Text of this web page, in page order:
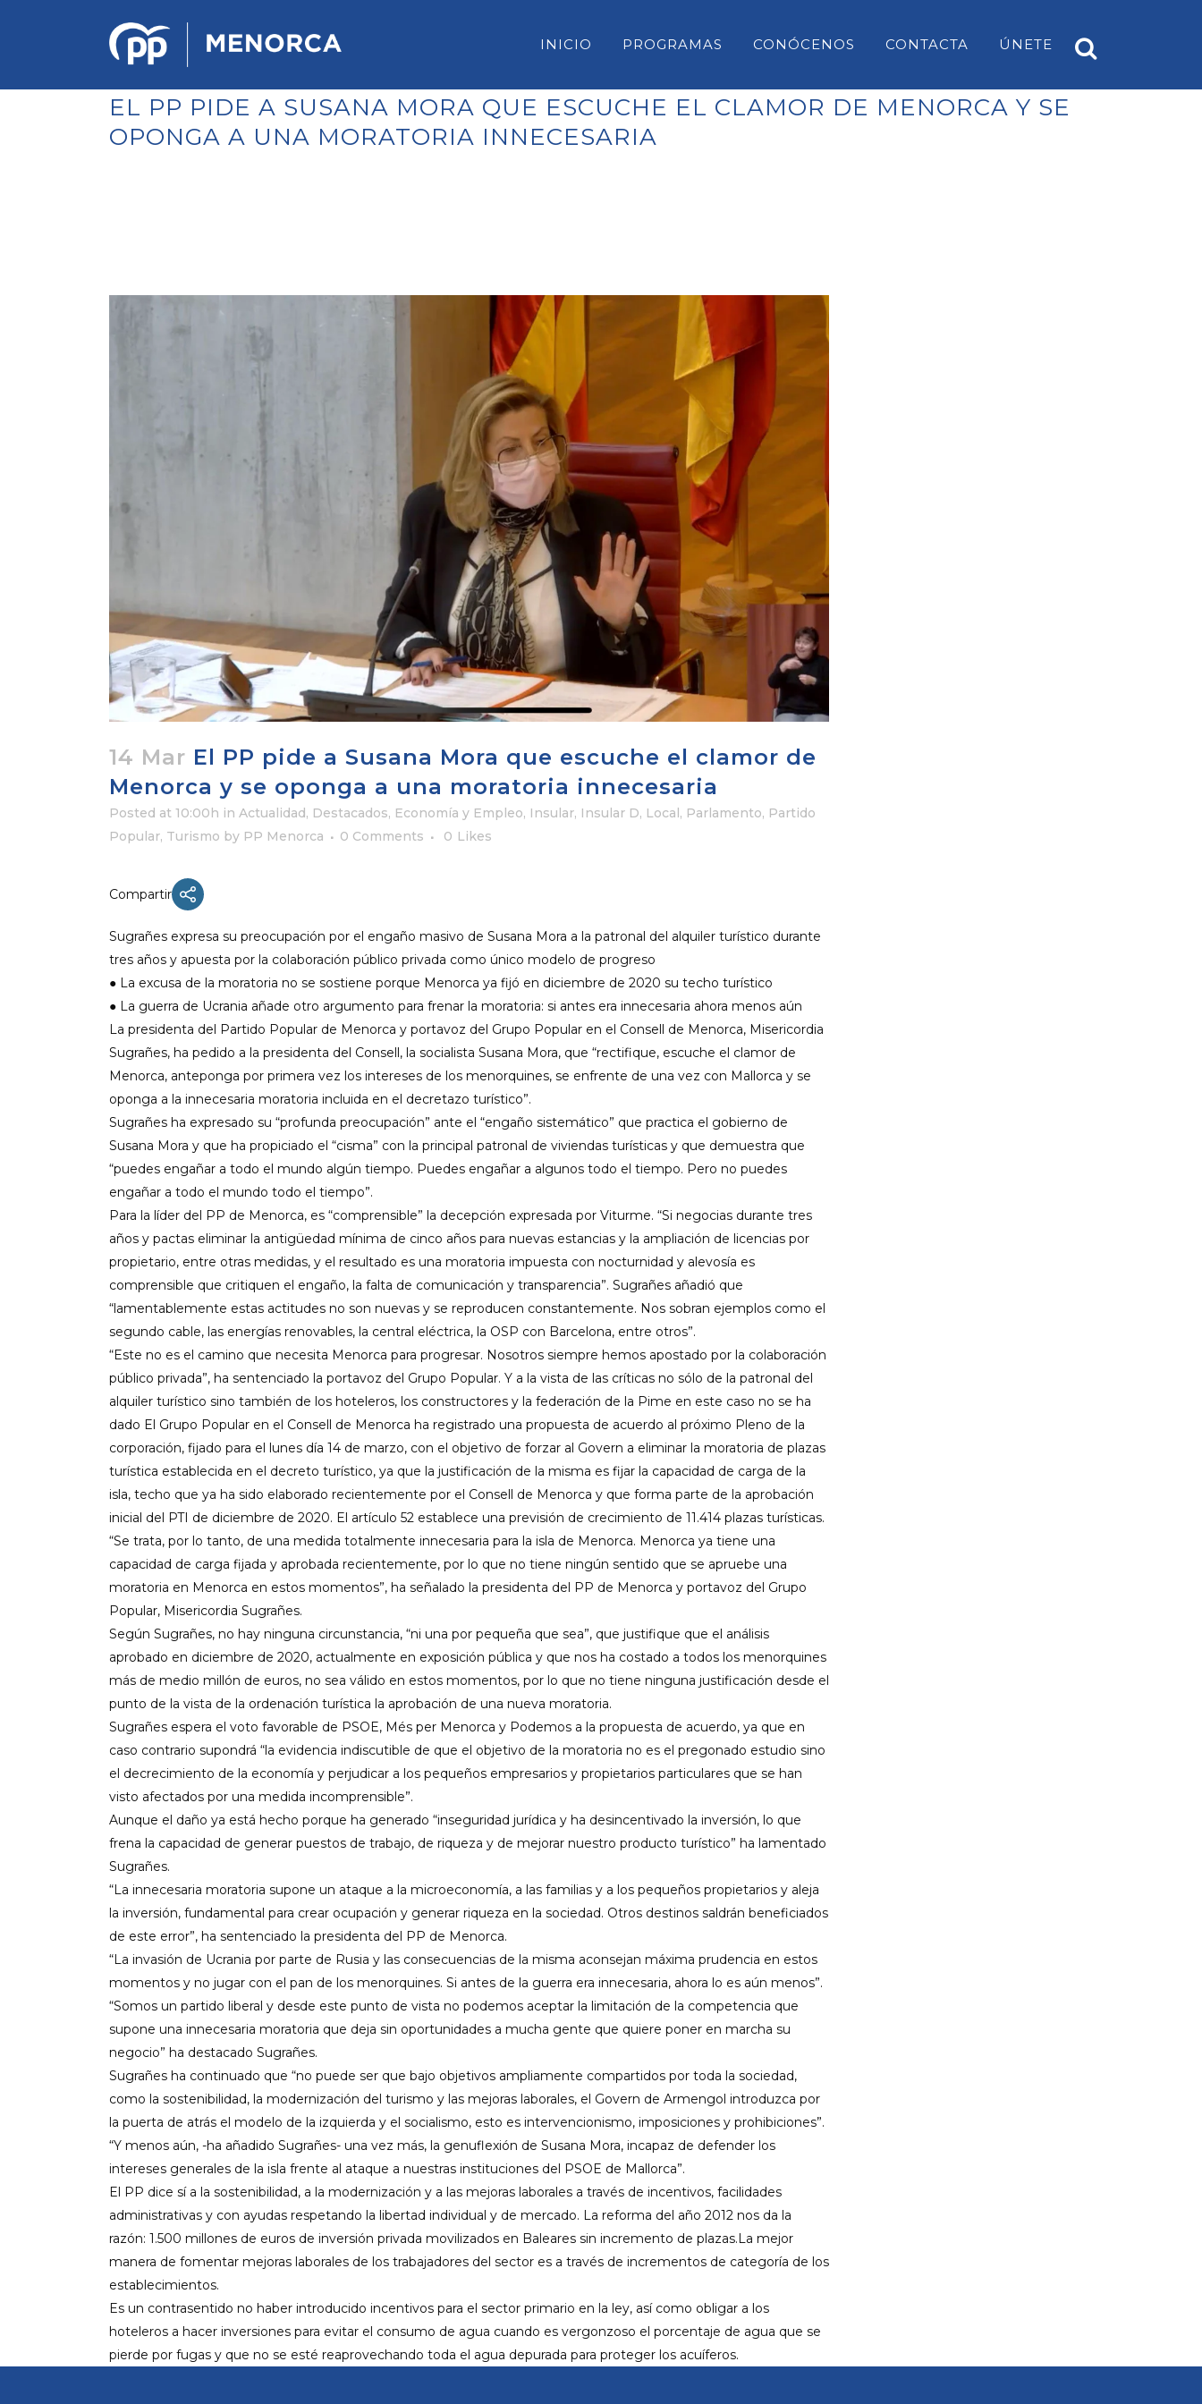
INICIO PROGRAMAS CONÓCENOS
ESTATUTOS
PONENCIA DE ACCIÓN POLÍTICA
CONTACTA ÚNETE
EL PP PIDE A SUSANA MORA QUE ESCUCHE EL CLAMOR DE MENORCA Y SE
OPONGA A UNA MORATORIA INNECESARIA
14 Mar El PP pide a Susana Mora que escuche el clamor de
Menorca y se oponga a una moratoria innecesaria
Posted at 10:00h in Actualidad, Destacados, Economía y Empleo, Insular, Insular D, Local, Parlamento, Partido
Popular, Turismo by PP Menorca 0 Comments 0 Likes
Compartir
Sugrañes expresa su preocupación por el engaño masivo de Susana Mora a la patronal del alquiler turístico durante
tres años y apuesta por la colaboración público privada como único modelo de progreso
● La excusa de la moratoria no se sostiene porque Menorca ya fijó en diciembre de 2020 su techo turístico
● La guerra de Ucrania añade otro argumento para frenar la moratoria: si antes era innecesaria ahora menos aún
La presidenta del Partido Popular de Menorca y portavoz del Grupo Popular en el Consell de Menorca, Misericordia
Sugrañes, ha pedido a la presidenta del Consell, la socialista Susana Mora, que “rectifique, escuche el clamor de
Menorca, anteponga por primera vez los intereses de los menorquines, se enfrente de una vez con Mallorca y se
oponga a la innecesaria moratoria incluida en el decretazo turístico”.
Sugrañes ha expresado su “profunda preocupación” ante el “engaño sistemático” que practica el gobierno de
Susana Mora y que ha propiciado el “cisma” con la principal patronal de viviendas turísticas y que demuestra que
“puedes engañar a todo el mundo algún tiempo. Puedes engañar a algunos todo el tiempo. Pero no puedes
engañar a todo el mundo todo el tiempo”.
Para la líder del PP de Menorca, es “comprensible” la decepción expresada por Viturme. “Si negocias durante tres
años y pactas eliminar la antigüedad mínima de cinco años para nuevas estancias y la ampliación de licencias por
propietario, entre otras medidas, y el resultado es una moratoria impuesta con nocturnidad y alevosía es
comprensible que critiquen el engaño, la falta de comunicación y transparencia”. Sugrañes añadió que
“lamentablemente estas actitudes no son nuevas y se reproducen constantemente. Nos sobran ejemplos como el
segundo cable, las energías renovables, la central eléctrica, la OSP con Barcelona, entre otros”.
“Este no es el camino que necesita Menorca para progresar. Nosotros siempre hemos apostado por la colaboración
público privada”, ha sentenciado la portavoz del Grupo Popular. Y a la vista de las críticas no sólo de la patronal del
alquiler turístico sino también de los hoteleros, los constructores y la federación de la Pime en este caso no se ha
dado El Grupo Popular en el Consell de Menorca ha registrado una propuesta de acuerdo al próximo Pleno de la
corporación, fijado para el lunes día 14 de marzo, con el objetivo de forzar al Govern a eliminar la moratoria de plazas
turística establecida en el decreto turístico, ya que la justificación de la misma es fijar la capacidad de carga de la
isla, techo que ya ha sido elaborado recientemente por el Consell de Menorca y que forma parte de la aprobación
inicial del PTI de diciembre de 2020. El artículo 52 establece una previsión de crecimiento de 11.414 plazas turísticas.
“Se trata, por lo tanto, de una medida totalmente innecesaria para la isla de Menorca. Menorca ya tiene una
capacidad de carga fijada y aprobada recientemente, por lo que no tiene ningún sentido que se apruebe una
moratoria en Menorca en estos momentos”, ha señalado la presidenta del PP de Menorca y portavoz del Grupo
Popular, Misericordia Sugrañes.
Según Sugrañes, no hay ninguna circunstancia, “ni una por pequeña que sea”, que justifique que el análisis
aprobado en diciembre de 2020, actualmente en exposición pública y que nos ha costado a todos los menorquines
más de medio millón de euros, no sea válido en estos momentos, por lo que no tiene ninguna justificación desde el
punto de la vista de la ordenación turística la aprobación de una nueva moratoria.
Sugrañes espera el voto favorable de PSOE, Més per Menorca y Podemos a la propuesta de acuerdo, ya que en
caso contrario supondrá “la evidencia indiscutible de que el objetivo de la moratoria no es el pregonado estudio sino
el decrecimiento de la economía y perjudicar a los pequeños empresarios y propietarios particulares que se han
visto afectados por una medida incomprensible”.
Aunque el daño ya está hecho porque ha generado “inseguridad jurídica y ha desincentivado la inversión, lo que
frena la capacidad de generar puestos de trabajo, de riqueza y de mejorar nuestro producto turístico” ha lamentado
Sugrañes.
“La innecesaria moratoria supone un ataque a la microeconomía, a las familias y a los pequeños propietarios y aleja
la inversión, fundamental para crear ocupación y generar riqueza en la sociedad. Otros destinos saldrán beneficiados
de este error”, ha sentenciado la presidenta del PP de Menorca.
“La invasión de Ucrania por parte de Rusia y las consecuencias de la misma aconsejan máxima prudencia en estos
momentos y no jugar con el pan de los menorquines. Si antes de la guerra era innecesaria, ahora lo es aún menos”.
“Somos un partido liberal y desde este punto de vista no podemos aceptar la limitación de la competencia que
supone una innecesaria moratoria que deja sin oportunidades a mucha gente que quiere poner en marcha su
negocio” ha destacado Sugrañes.
Sugrañes ha continuado que “no puede ser que bajo objetivos ampliamente compartidos por toda la sociedad,
como la sostenibilidad, la modernización del turismo y las mejoras laborales, el Govern de Armengol introduzca por
la puerta de atrás el modelo de la izquierda y el socialismo, esto es intervencionismo, imposiciones y prohibiciones”.
“Y menos aún, -ha añadido Sugrañes- una vez más, la genuflexión de Susana Mora, incapaz de defender los
intereses generales de la isla frente al ataque a nuestras instituciones del PSOE de Mallorca”.
El PP dice sí a la sostenibilidad, a la modernización y a las mejoras laborales a través de incentivos, facilidades
administrativas y con ayudas respetando la libertad individual y de mercado. La reforma del año 2012 nos da la
razón: 1.500 millones de euros de inversión privada movilizados en Baleares sin incremento de plazas.La mejor
manera de fomentar mejoras laborales de los trabajadores del sector es a través de incrementos de categoría de los
establecimientos.
Es un contrasentido no haber introducido incentivos para el sector primario en la ley, así como obligar a los
hoteleros a hacer inversiones para evitar el consumo de agua cuando es vergonzoso el porcentaje de agua que se
pierde por fugas y que no se esté reaprovechando toda el agua depurada para proteger los acuíferos.